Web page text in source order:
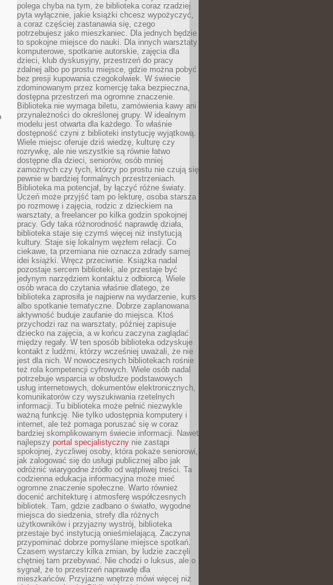
polega chyba na tym, że biblioteka coraz rzadziej
pyta wyłącznie, jakie książki chcesz wypożyczyć,
a coraz częściej zastanawia się, czego
potrzebujesz jako mieszkaniec. Dla jednych będzie
to spokojne miejsce do nauki. Dla innych warsztaty
komputerowe, spotkanie autorskie, zajęcia dla
dzieci, klub dyskusyjny, przestrzeń do pracy
zdalnej albo po prostu miejsce, gdzie można pobyć
bez presji kupowania czegokolwiek. W świecie
zdominowanym przez komercję taka bezpieczna,
dostępna przestrzeń ma ogromne znaczenie.
Biblioteka nie wymaga biletu, zamówienia kawy ani
przynależności do określonej grupy. W idealnym
modelu jest otwarta dla każdego. To właśnie
dostępność czyni z biblioteki instytucję wyjątkową.
Wiele miejsc oferuje dziś wiedzę, kulturę czy
rozrywkę, ale nie wszystkie są równie łatwo
dostępne dla dzieci, seniorów, osób mniej
zamożnych czy tych, którzy po prostu nie czują się
pewnie w bardziej formalnych przestrzeniach.
Biblioteka ma potencjał, by łączyć różne światy.
Uczeń może przyjść tam po lekturę, osoba starsza
po rozmowę i zajęcia, rodzic z dzieckiem na
warsztaty, a freelancer po kilka godzin spokojnej
pracy. Gdy taka różnorodność naprawdę działa,
biblioteka staje się czymś więcej niż instytucją
kultury. Staje się lokalnym węzłem relacji. Co
ciekawe, ta przemiana nie oznacza zdrady samej
idei książki. Wręcz przeciwnie. Książka nadal
pozostaje sercem biblioteki, ale przestaje być
jedynym narzędziem kontaktu z odbiorcą. Wiele
osób wraca do czytania właśnie dlatego, że
biblioteka zaprosiła je najpierw na wydarzenie, kurs
albo spotkanie tematyczne. Dobrze zaplanowana
aktywność buduje zaufanie do miejsca. Ktoś
przychodzi raz na warsztaty, później zapisuje
dziecko na zajęcia, a w końcu zaczyna zaglądać
między regały. W ten sposób biblioteka odzyskuje
kontakt z ludźmi, którzy wcześniej uważali, że nie
jest dla nich. W nowoczesnych bibliotekach rośnie
też rola kompetencji cyfrowych. Wiele osób nadal
potrzebuje wsparcia w obsłudze podstawowych
usług internetowych, dokumentów elektronicznych,
komunikatorów czy wyszukiwania rzetelnych
informacji. Tu biblioteka może pełnić niezwykle
ważną funkcję. Nie tylko udostępnia komputery i
internet, ale też pomaga poruszać się w coraz
bardziej skomplikowanym świecie informacji. Nawet
najlepszy portal specjalistyczny nie zastąpi
spokojnej, życzliwej osoby, która pokaże seniorowi,
jak zalogować się do usługi publicznej albo jak
odróżnić wiarygodne źródło od wątpliwej treści. Ta
codzienna edukacja informacyjna może mieć
ogromne znaczenie społeczne. Warto również
docenić architekturę i atmosferę współczesnych
bibliotek. Tam, gdzie zadbano o światło, wygodne
miejsca do siedzenia, strefy dla różnych
użytkowników i przyjazny wystrój, biblioteka
przestaje być instytucją onieśmielającą. Zaczyna
przypominać dobrze pomyślane miejsce spotkań.
Czasem wystarczy kilka zmian, by ludzie zaczęli
chętniej tam przebywać. Nie chodzi o luksus, ale o
sygnał, że to przestrzeń naprawdę dla
mieszkańców. Przyjazne wnętrze mówi więcej niż